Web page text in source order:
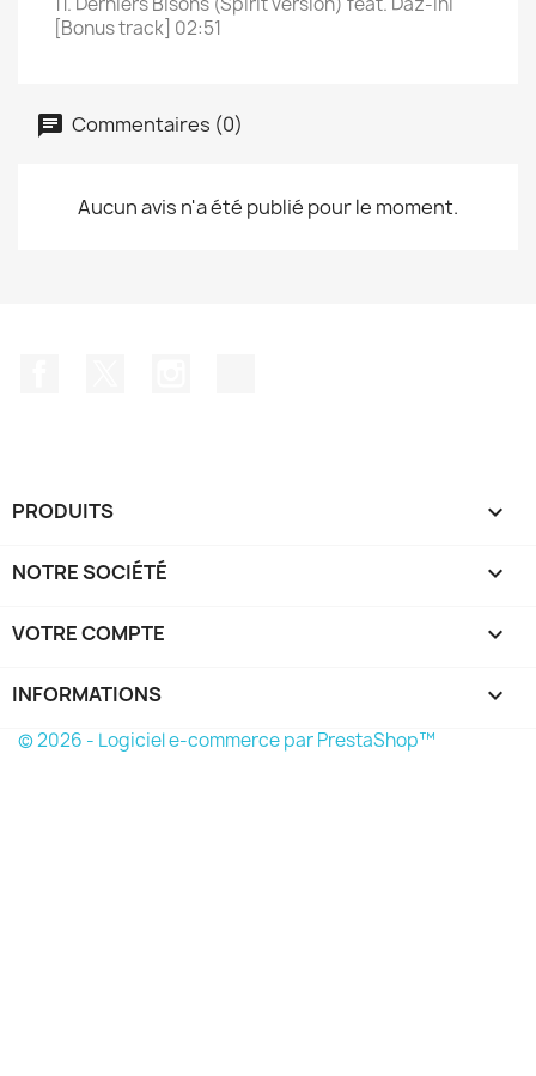
[Bonus track] 02:51
Commentaires (0)
Aucun avis n'a été publié pour le moment.
PRODUITS 
NOTRE SOCIÉTÉ 
VOTRE COMPTE 
INFORMATIONS keyboard_arrow_down
© 2026 - Logiciel e-commerce par PrestaShop™